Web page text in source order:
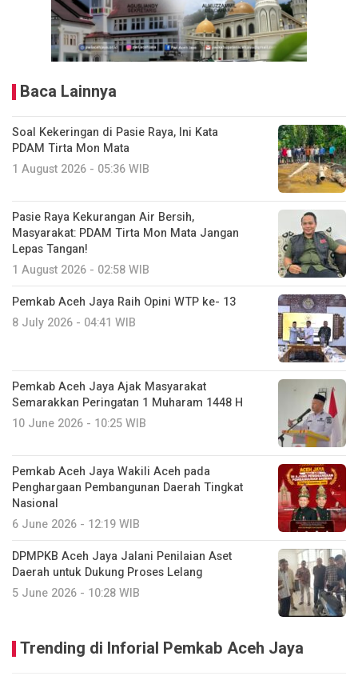
Baca Lainnya
Soal Kekeringan di Pasie Raya, Ini Kata
PDAM Tirta Mon Mata
1 August 2026 - 05:36 WIB
Pasie Raya Kekurangan Air Bersih,
Masyarakat: PDAM Tirta Mon Mata Jangan
Lepas Tangan!
1 August 2026 - 02:58 WIB
Pemkab Aceh Jaya Raih Opini WTP ke- 13
8 July 2026 - 04:41 WIB
Pemkab Aceh Jaya Ajak Masyarakat
Semarakkan Peringatan 1 Muharam 1448 H
10 June 2026 - 10:25 WIB
Pemkab Aceh Jaya Wakili Aceh pada
Penghargaan Pembangunan Daerah Tingkat
Nasional
6 June 2026 - 12:19 WIB
DPMPKB Aceh Jaya Jalani Penilaian Aset
Daerah untuk Dukung Proses Lelang
5 June 2026 - 10:28 WIB
Trending di Inforial Pemkab Aceh Jaya